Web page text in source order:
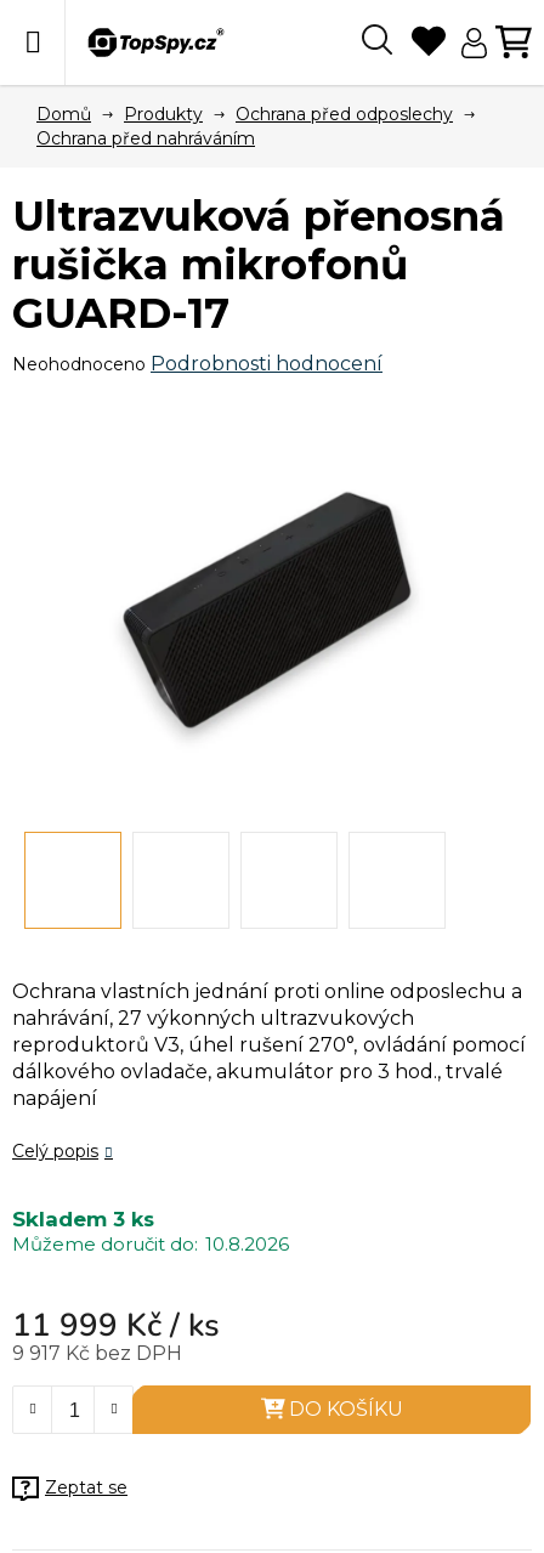
Domů Produkty
Ochrana před odposlechy
Ochrana před nahráváním
Ochrana vlastních jednání proti online odposlechu a
nahrávání, 27 výkonných ultrazvukových
reproduktorů V3, úhel rušení 270°, ovládání pomocí
dálkového ovladače, akumulátor pro 3 hod., trvalé
napájení
Celý popis
Skladem 3 ks
10.8.2026
11 999 Kč/ ks
9 917 Kč bez DPH
DO KOŠÍKU
Zeptat se
Ultrazvuková přenosná
rušička mikrofonů
GUARD-17
Průměrné
Neohodnoceno Podrobnosti hodnocení